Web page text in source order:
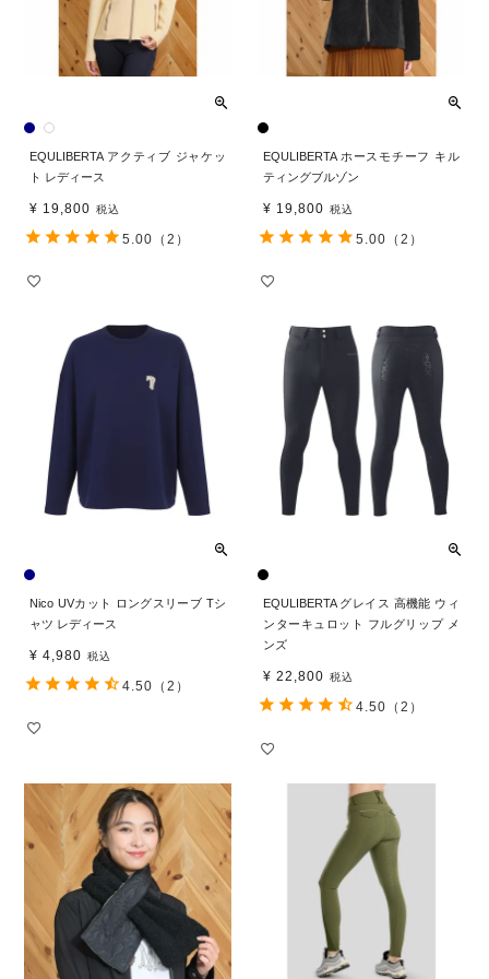
EQULIBERTA アクティブ ジャケッ
ト レディース
¥ 19,800 税込
5.00 （2）
EQULIBERTA ホースモチーフ キル
ティングブルゾン
¥ 19,800 税込
5.00 （2）
Nico UVカット ロングスリーブ Tシ
ャツ レディース
¥ 4,980 税込
4.50 （2）
EQULIBERTA グレイス 高機能 ウィ
ンターキュロット フルグリップ メ
ンズ
¥ 22,800 税込
4.50 （2）